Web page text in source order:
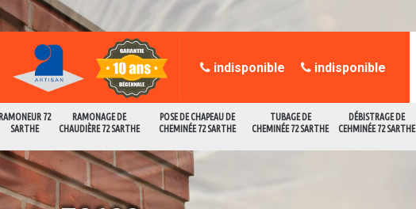
RAMONEUR 72
SARTHE
RAMONAGE DE
CHAUDIÈRE 72 SARTHE
POSE DE CHAPEAU DE
CHEMINÉE 72 SARTHE
TUBAGE DE
CHEMINÉE 72 SARTHE
DÉBISTRAGE DE
CEHMINÉE 72 SARTHE
indisponible indisponible